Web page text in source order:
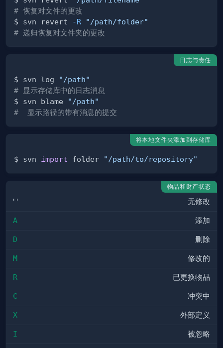
# 恢复对文件的更改
$ svn revert
-R
"/path/folder"
# 递归恢复对文件夹的更改
日志与责任
$ svn log
"/path"
# 显示存储库中的日志消息
$ svn blame
"/path"
#  显示路径的带有消息的提交
将本地文件夹添加到存储库
$ svn import folder "/path/to/repository"
物品和财产状态
' ' 无修改
A 添加
D 删除
M 修改的
R 已更换物品
C 冲突中
X 外部定义
I 被忽略